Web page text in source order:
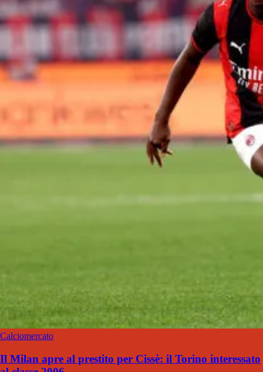
Calciomercato
Il Milan apre al prestito per Cissè: il Torino interessato